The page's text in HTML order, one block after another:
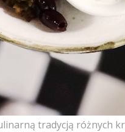
tradycją różnych